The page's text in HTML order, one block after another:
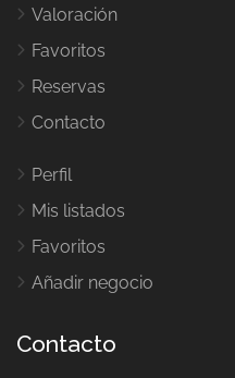
Valoración
Favoritos
Reservas
Contacto
Perfil
Mis listados
Favoritos
Añadir negocio
Contacto